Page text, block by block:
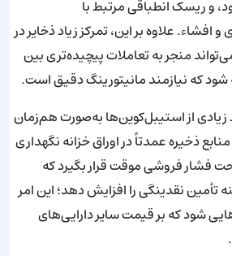
و ریسک انطباقی مرتبط با
افشاء. علاوه بر این، تمرکز زیاد ذخایر در
منجر به تعاملات پیچیده‌تری بین
که نیازمند مانیتورینگ دقیق است.
زیادی از استیبل‌کوین‌ها به‌صورت هم‌زمان
ذخیره عمدتاً در اوراق خزانه نگهداری
فشار فروشی موقت قرار بگیرد که
تأمین نقدینگی را افزایش دهد؛ این امر
شود که بر قیمت سایر دارایی‌های